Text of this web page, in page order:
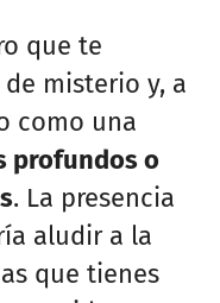
que te
misterio y, a
como una
profundos o
. La presencia
aludir a la
que tienes